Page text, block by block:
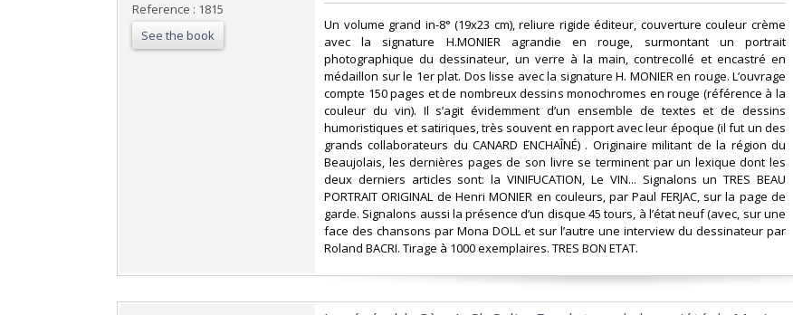
Reference : 1815
See the book
‎Un volume grand in-8° (19x23 cm), reliure rigide éditeur, couverture couleur crème
avec la signature H.MONIER agrandie en rouge, surmontant un portrait
photographique du dessinateur, un verre à la main, contrecollé et encastré en
médaillon sur le 1er plat. Dos lisse avec la signature H. MONIER en rouge. L’ouvrage
compte 150 pages et de nombreux dessins monochromes en rouge (référence à la
couleur du vin). Il s’agit évidemment d’un ensemble de textes et de dessins
humoristiques et satiriques, très souvent en rapport avec leur époque (il fut un des
grands collaborateurs du CANARD ENCHAÎNÉ) . Originaire militant de la région du
Beaujolais, les dernières pages de son livre se terminent par un lexique dont les
deux derniers articles sont: la VINIFUCATION, Le VIN... Signalons un TRES BEAU
PORTRAIT ORIGINAL de Henri MONIER en couleurs, par Paul FERJAC, sur la page de
garde. Signalons aussi la présence d’un disque 45 tours, à l’état neuf (avec, sur une
face des chansons par Mona DOLL et sur l’autre une interview du dessinateur par
Roland BACRI. Tirage à 1000 exemplaires. TRES BON ETAT. ‎